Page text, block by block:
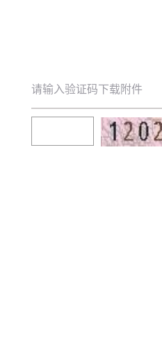
请输入验证码下载附件